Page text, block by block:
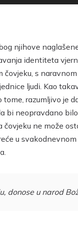
njihove
identiteta
s
ljudi. Kao
razumljivo je
bi neopravdano
čovjeku ne može
u
donose u narod